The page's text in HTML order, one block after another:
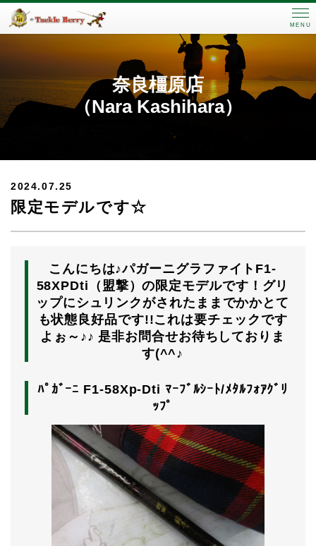
MENU
奈良橿原店
（Nara Kashihara）
2024.07.25
限定モデルです☆
こんにちは♪パガーニグラファイトF1-
58XPDti（盟撃）の限定モデルです！グリ
ップにシュリンクがされたままでかかとて
も状態良好品です!!これは要チェックです
よぉ～♪♪ 是非お問合せお待ちしておりま
す(^^♪
ﾊﾟｶﾞｰﾆ F1-58Xp-Dti ﾏｰﾌﾞﾙｼｰﾄ/ﾒﾀﾙﾌｫｱｸﾞﾘ
ｯﾌﾟ